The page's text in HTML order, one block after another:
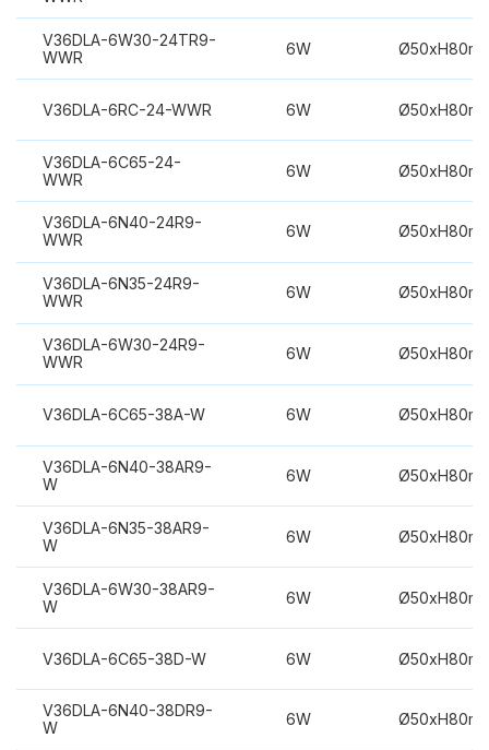
V36DLA-6W30-24TR9-
WWR
6W
V36DLA-6RC-24-WWR 6W
V36DLA-6C65-24-
WWR
6W
V36DLA-6N40-24R9-
WWR
6W
V36DLA-6N35-24R9-
WWR
6W
V36DLA-6W30-24R9-
WWR
6W
V36DLA-6C65-38A-W 6W
V36DLA-6N40-38AR9-
W
6W
V36DLA-6N35-38AR9-
W
6W
V36DLA-6W30-38AR9-
W
6W
V36DLA-6C65-38D-W 6W
V36DLA-6N40-38DR9-
W
6W